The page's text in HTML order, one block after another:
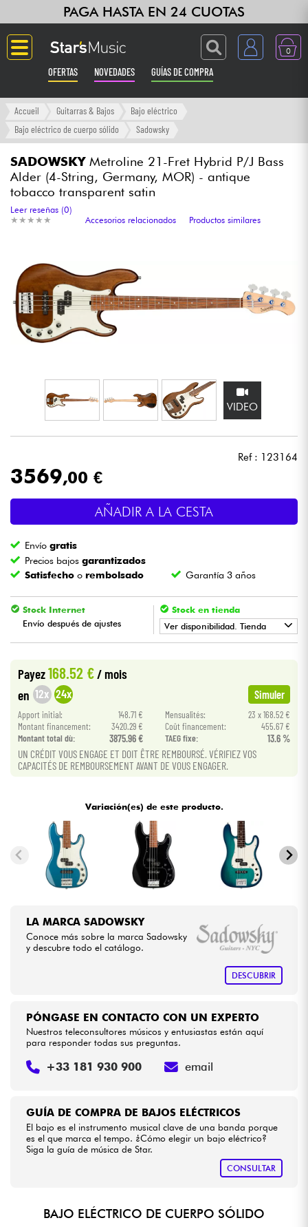
PAGA HASTA EN 24 CUOTAS
0
OFERTAS NOVEDADES GUÍAS DE COMPRA
Langue
Ampli & Efectos
Pianos
Grabación
Auriculares
DJ
Luces
Batería y percusión
Vientos
Violines y cuarteto
Niños
HiFi
Bundle
Ver nuestras marcas
Accueil Guitarras & Bajos
Bajo eléctrico
Bajo eléctrico de cuerpo sólido
Sadowsky
SADOWSKYMetroline 21-Fret Hybrid P/J Bass
Alder (4-String, Germany, MOR) - antique
tobacco transparent satin
★ ★ ★ ★ ★
★ ★ ★ ★ ★
Leer reseñas (0)
Accesorios relacionados
Productos similares
VIDEO
Ref : 123164
3569,00 €
AÑADIR A LA CESTA
Envíogratis
Precios bajosgarantizados
Satisfecho o rembolsado Garantía 3 años
Stock Internet
Envío después de ajustes
Stock en tienda
Ver disponibilidad. Tienda
Payez168.52 € / mois
en 12x 24x Simuler
Apport initial: 148.71 € Mensualités:
23 x 168.52 €
Montant financement:
3420.29 € Coût financement:
455.67 €
Montant total dù:
3875.96 € TAEG fixe: 13.6 %
UN CRÉDIT VOUS ENGAGE ET DOIT ÊTRE REMBOURSÉ. VÉRIFIEZ VOS
CAPACITÉS DE REMBOURSEMENT AVANT DE VOUS ENGAGER.
Variación(es) de este producto.
LA MARCA SADOWSKY
Conoce más sobre la marca Sadowsky
y descubre todo el catálogo.
DESCUBRIR
GUÍA DE COMPRA DE BAJOS ELÉCTRICOS
El bajo es el instrumento musical clave de una banda porque
es el que marca el tempo. ¿Cómo elegir un bajo eléctrico?
Siga la guía de música de Star.
CONSULTAR
PÓNGASE EN CONTACTO CON UN EXPERTO
Nuestros teleconsultores músicos y entusiastas están aquí
para responder todas sus preguntas.
+33 181 930 900 email
BAJO ELÉCTRICO DE CUERPO SÓLIDO